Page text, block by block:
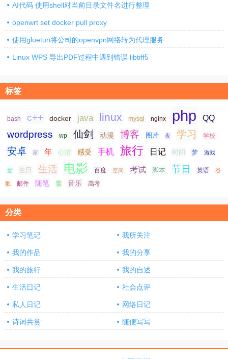
AI代码 使用shell对当前目录文件名进行整理
openwrt set docker pull proxy
使用gluetun将公司的openvpn网络转为代理服务
Linux WPS 导出PDF过程中遇到错误 libtiff5
标签
bash c++ docker java linux mysql nginx php QQ
wordpress wp 仙剑 动漫 博客 图片 夜 学习 学校
安卓 家 年 心情 感受 手机 旅行 日记 时间 梦 游戏
爱 生日 生活 电影 百度 空间 考试 脚本 节日 英语 谷
歌 邮件 随笔 雪 音乐 高考
分类
学习笔记 我所关注
我的作品 我的分享
我的旅行 我的自述
生活日记 社会点评
私人日记 网络日记
诗词共赏 随便写写